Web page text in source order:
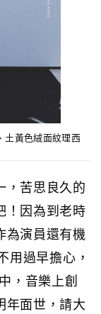
土黃色絨面紋理西
，苦思良久的
！因為到老時
為演員還有機
用過早擔心，
，音樂上創
年面世，請大